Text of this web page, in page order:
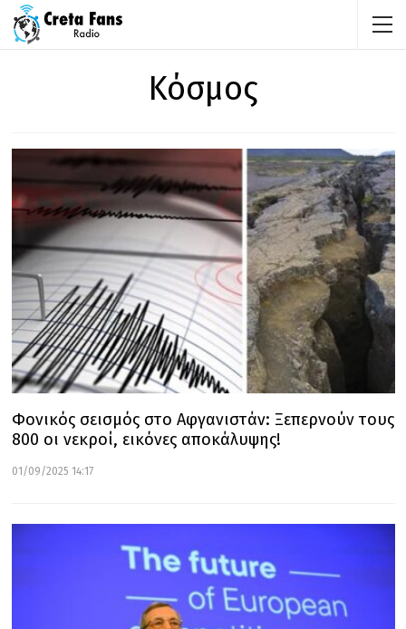
Κόσμος
Φονικός σεισμός στο Αφγανιστάν: Ξεπερνούν τους
800 οι νεκροί, εικόνες αποκάλυψης!
01/09/2025 14:17